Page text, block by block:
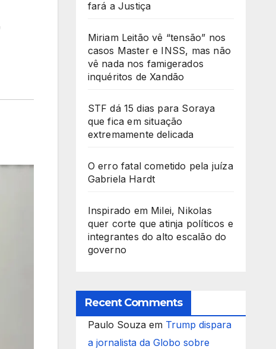
fará a Justiça
Miriam Leitão vê “tensão” nos
casos Master e INSS, mas não
vê nada nos famigerados
inquéritos de Xandão
STF dá 15 dias para Soraya
que fica em situação
extremamente delicada
O erro fatal cometido pela juíza
Gabriela Hardt
Inspirado em Milei, Nikolas
quer corte que atinja políticos e
integrantes do alto escalão do
governo
Recent Comments
Paulo Souzaem Trump dispara
a jornalista da Globo sobre